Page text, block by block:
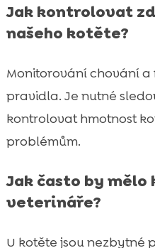
Jak kontrolovat
našeho kotěte?
Monitorování chování
pravidla. Je nutné
kontrolovat hmotnost
problémům.
Jak často by
veterináře?
U kotěte jsou nezbytné